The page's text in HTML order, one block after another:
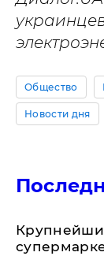
Общество
Новости дня